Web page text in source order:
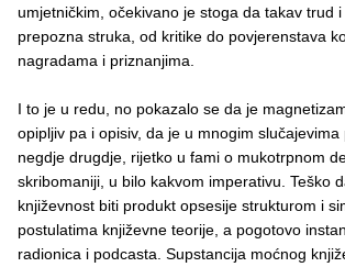
umjetničkim, očekivano je stoga da takav trud
prepozna struka, od kritike do povjerenstava
nagradama i priznanjima.
I to je u redu, no pokazalo se da je
opipljiv pa i opisiv, da je u mnogim
negdje drugdje, rijetko u fami o mukotrpnom
skribomaniji, u bilo kakvom imperativu. Teško
književnost biti produkt opsesije strukturom i
postulatima književne teorije, a pogotovo
radionica i podcasta. Supstancija moćnog